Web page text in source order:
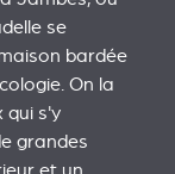
se
bardée
On la
qui s'y
grandes